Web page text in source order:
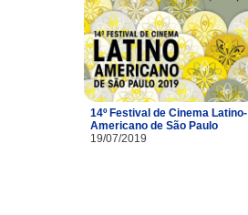
14º Festival de Cinema Latino-
Americano de São Paulo
19/07/2019